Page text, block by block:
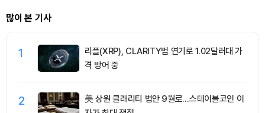
많이 본 기사
1
리플(XRP), CLARITY법 연기로 1.02달러대 가
격 방어 중
2
美 상원 클래리티 법안 9월로…스테이블코인 이